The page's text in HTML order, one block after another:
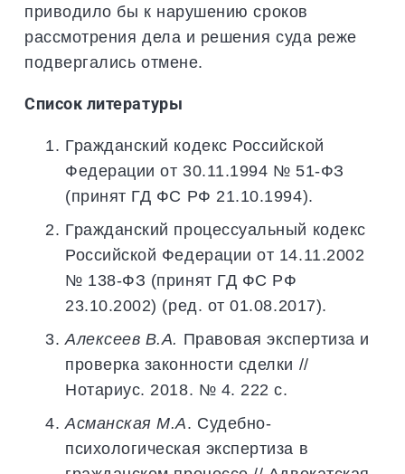
приводило бы к нарушению сроков
рассмотрения дела и решения суда реже
подвергались отмене.
Список литературы
Гражданский кодекс Российской
Федерации от 30.11.1994 № 51-ФЗ
(принят ГД ФС РФ 21.10.1994).
Гражданский процессуальный кодекс
Российской Федерации от 14.11.2002
№ 138-ФЗ (принят ГД ФС РФ
23.10.2002) (ред. от 01.08.2017).
Алексеев В.А. Правовая экспертиза и
проверка законности сделки //
Нотариус. 2018. № 4. 222 с.
Асманская М.А. Судебно-
психологическая экспертиза в